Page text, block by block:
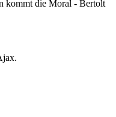
kommt die Moral - Bertolt